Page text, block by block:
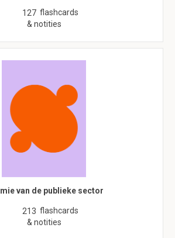
127 flashcards
& notities
van de publieke sector
213 flashcards
& notities